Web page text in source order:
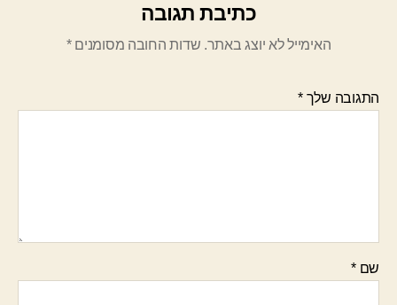
כתיבת תגובה
האימייל לא יוצג באתר. שדות החובה מסומנים*
התגובה שלך*
שם*